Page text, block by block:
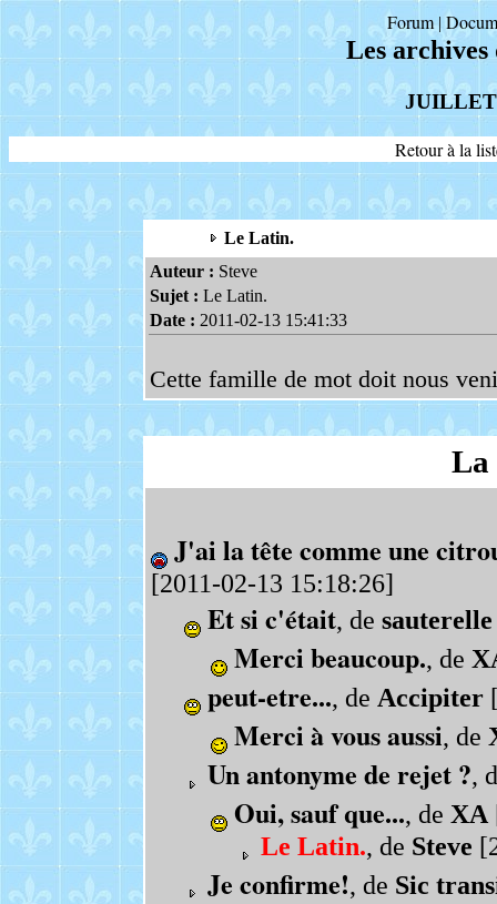
Forum|
Les
JUILLET
Retour à la
Le Latin.
Auteur : Steve
Sujet : Le Latin.
Date : 2011-02-13 15:41:33
Cette famille de mot doit nous
La
J'ai la tête comme une
[2011-02-13 15:18:26]
Et si c'était, de sauterelle
Merci beaucoup., de
peut-etre..., de Accipiter
Merci à vous aussi, de
Un antonyme de rejet ?,
Oui, sauf que..., de XA
Le Latin., de Steve
Je confirme!, de Sic